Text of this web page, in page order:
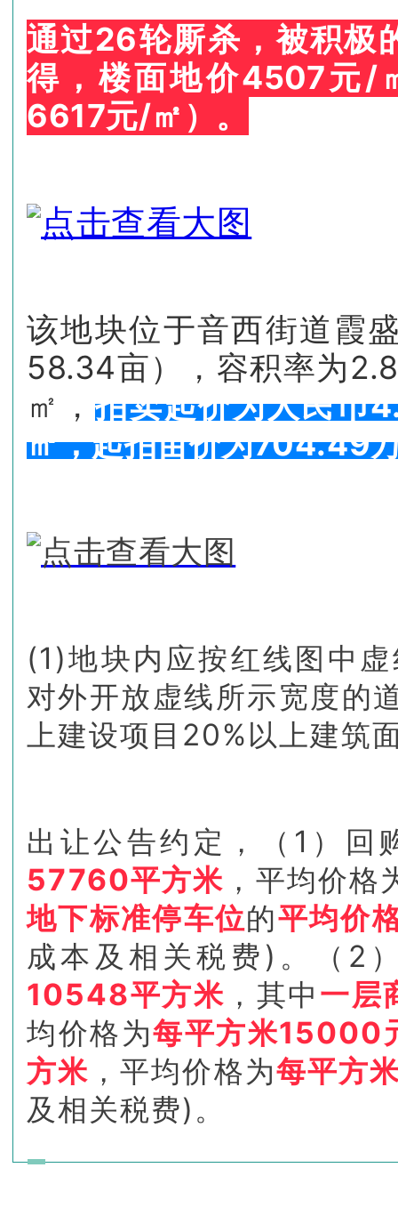
通过26轮厮杀，被积极
得， 楼面地价4507元/
6617元/㎡）。
该地块位于音西街道霞
58.34亩），容积率为
㎡，拍卖起价为人民币
㎡，起拍亩价为704.49
(1)地块内应按红线图中
对外开放虚线所示宽度的
上建设项目20%以上建筑
出让公告约定，
（1）回
57760平方米 ，平均价格
地下标准停车位的平均价
成本及相关税费)。（2
10548平方米 ，其中 一层
均价格为每平方米15000
方米 ，平均价格为每平方
及相关税费)。